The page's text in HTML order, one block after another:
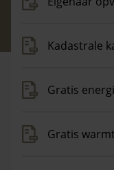
Kadastrale
Gratis
Gratis